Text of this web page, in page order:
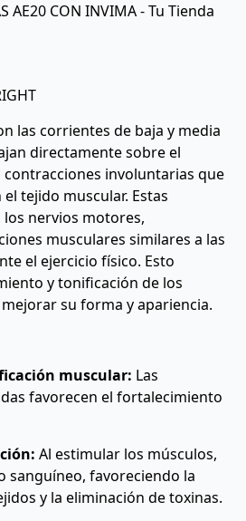
las corrientes de baja y media
directamente sobre el
involuntarias que
tejido muscular. Estas
nervios motores,
musculares similares a las
el ejercicio físico. Esto
y tonificación de los
su forma y apariencia.
muscular: Las
favorecen el fortalecimiento
Al estimular los músculos,
sanguíneo, favoreciendo la
y la eliminación de toxinas.